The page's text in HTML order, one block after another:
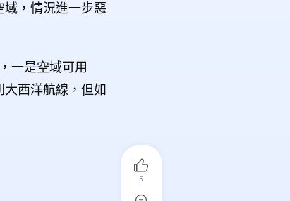
，情況進一步惡
一是空域可用
西洋航線，但如
5